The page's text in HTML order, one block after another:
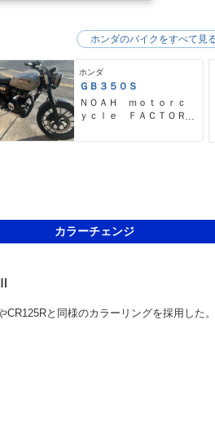
ホンダ
ＧＢ３５０Ｓ
ＮＯＡＨ ｍｏｔｏｒｃ
ｙｃｌｅ ＦＡＣＴＯＲ
ホンダのバイクをすべて見
カラーチェンジ
CR125Rと同様のカラーリングを採用した。